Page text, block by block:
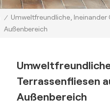
/ Umweltfreundliche, Ineinander
Außenbereich
Terrassenfliesen
Außenbereich